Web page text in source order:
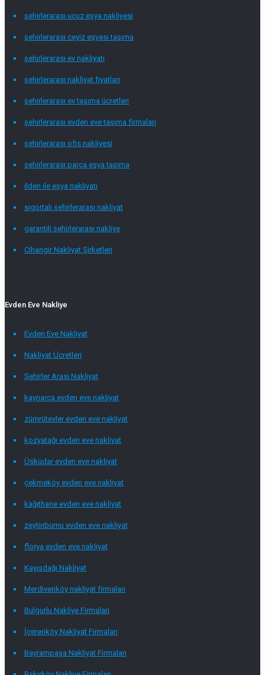
şehirlerarası ucuz eşya nakliyesi
şehirlerarası ceyiz eşyası taşıma
şehirlerarası ev nakliyatı
şehirlerarası nakliyat fiyatları
şehirlerarası ev taşıma ücretleri
şehirlerarası evden eve taşıma firmaları
şehirlerarası ofis nakliyesi
şehirlerarası parça eşya taşıma
ilden ile eşya nakliyatı
sigortalı şehirlerarası nakliyat
garantili şehirlerarası nakliye
Cihangir Nakliyat Şirketleri
Evden Eve Nakliye
Evden Eve Nakliyat
Nakliyat Ücretleri
Şehirler Arası Nakliyat
kaynarca evden eve nakliyat
zümrütevler evden eve nakliyat
kozyatağı evden eve nakliyat
Üsküdar evden eve nakliyat
çekmeköy evden eve nakliyat
kağıthane evden eve nakliyat
zeytinburnu evden eve nakliyat
florya evden eve nakliyat
Kayışdağı Nakliyat
Merdivenköy nakliyat firmaları
Bulgurlu Nakliye Firmaları
İçerenköy Nakliyat Firmaları
Bayrampaşa Nakliyat Firmaları